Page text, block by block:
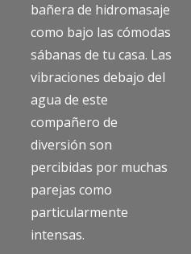
bañera de hidromasaje
como bajo las cómodas
sábanas de tu casa. Las
vibraciones debajo del
agua de este
compañero de
diversión son
percibidas por muchas
parejas como
particularmente
intensas.